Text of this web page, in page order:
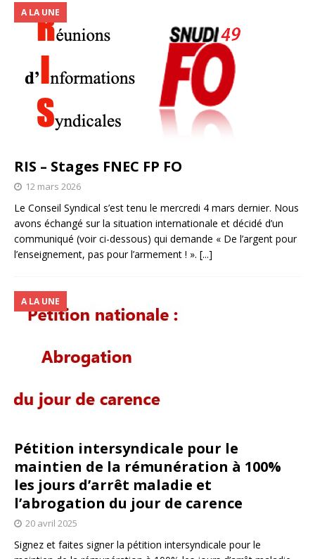
RIS – Stages FNEC FP FO
A LA UNE
12 mars 2026
Le Conseil Syndical s’est tenu le mercredi 4 mars dernier. Nous
avons échangé sur la situation internationale et décidé d’un
communiqué (voir ci-dessous) qui demande « De l’argent pour
l’enseignement, pas pour l’armement ! ». [...]
Pétition intersyndicale pour le
maintien de la rémunération à 100%
les jours d’arrêt maladie et
l’abrogation du jour de carence
A LA UNE
20 avril 2025
Signez et faites signer la pétition intersyndicale pour le